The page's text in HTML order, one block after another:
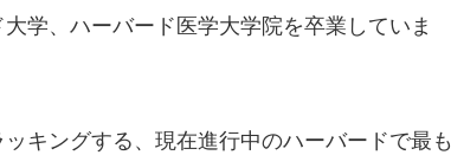
学、ハーバード医学大学院を卒業していま
キングする、現在進行中のハーバードで最も